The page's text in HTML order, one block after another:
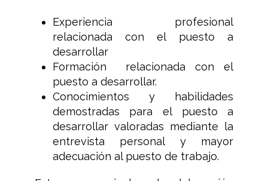
Experiencia profesional
relacionada con el puesto a
desarrollar
Formación relacionada con el
puesto a desarrollar.
Conocimientos y habilidades
demostradas para el puesto a
desarrollar valoradas mediante la
entrevista personal y mayor
adecuación al puesto de trabajo.